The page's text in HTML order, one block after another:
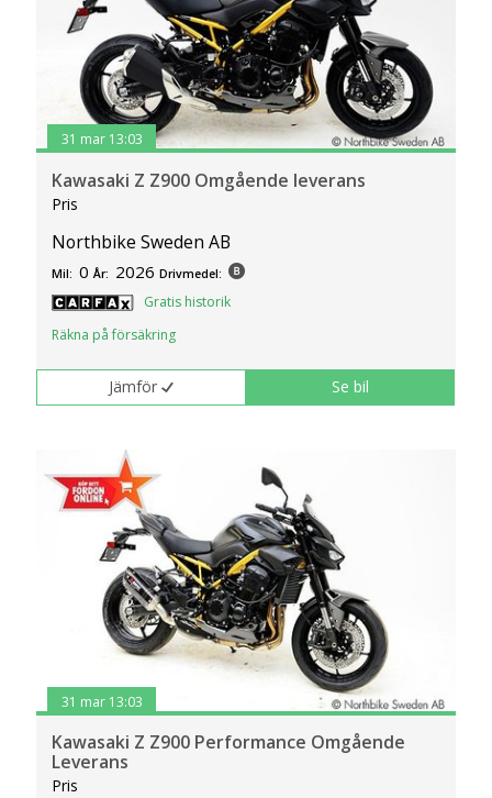
31 mar 13:03
Kawasaki Z Z900 Omgående leverans
Pris
Northbike Sweden AB
Mil: 0 År: 2026 Drivmedel:
Gratis historik
Räkna på försäkring
Jämför Se bil
31 mar 13:03
Kawasaki Z Z900 Performance Omgående
Leverans
Pris